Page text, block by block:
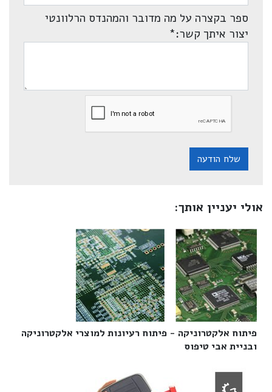
ספר בקצרה על מה מדובר והמהנדס הרלוונטי
יצור איתך קשר:*
שלח הודעה
אולי יעניין אותך:
פיתוח אלקטרוניקה - פיתוח רעיונות למוצרי אלקטרוניקה
ובניית אבי טיפוס‎